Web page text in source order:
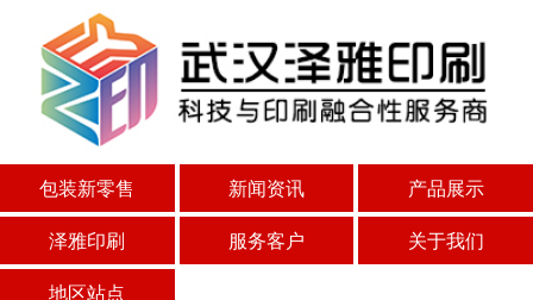
包装新零售 新闻资讯
产品展示
泽雅印刷
服务客户
关于我们
地区站点